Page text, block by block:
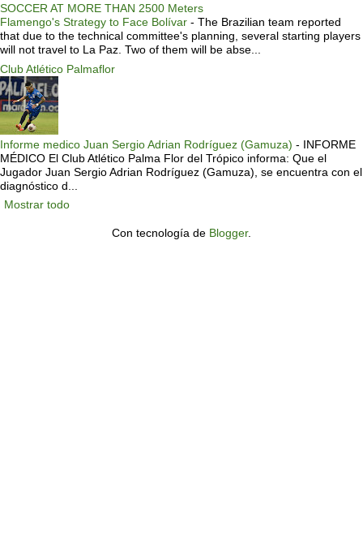
SOCCER AT MORE THAN 2500 Meters
Flamengo's Strategy to Face Bolívar - The Brazilian team reported
that due to the technical committee's planning, several starting players
will not travel to La Paz. Two of them will be abse...
Club Atlético Palmaflor
Informe medico Juan Sergio Adrian Rodríguez (Gamuza) - INFORME
MÉDICO El Club Atlético Palma Flor del Trópico informa: Que el
Jugador Juan Sergio Adrian Rodríguez (Gamuza), se encuentra con el
diagnóstico d...
Mostrar todo
Con tecnología de Blogger.